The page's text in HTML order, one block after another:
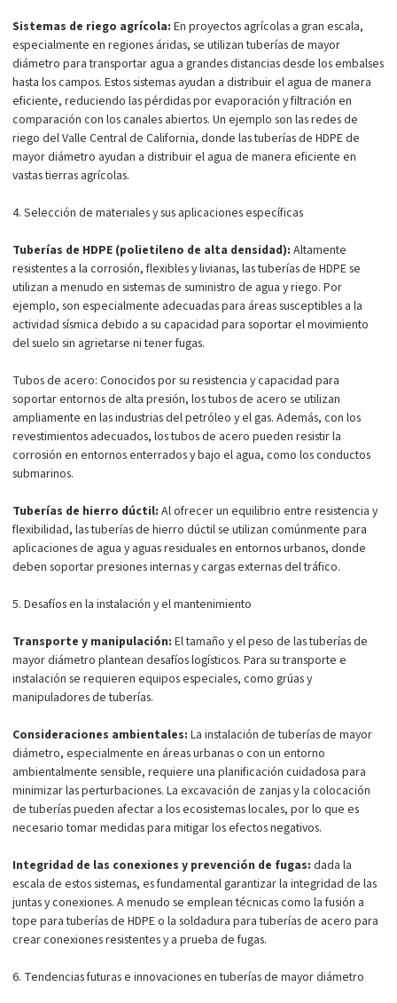
Sistemas de riego agrícola: En proyectos agrícolas a gran escala,
especialmente en regiones áridas, se utilizan tuberías de mayor
diámetro para transportar agua a grandes distancias desde los embalses
hasta los campos. Estos sistemas ayudan a distribuir el agua de manera
eficiente, reduciendo las pérdidas por evaporación y filtración en
comparación con los canales abiertos. Un ejemplo son las redes de
riego del Valle Central de California, donde las tuberías de HDPE de
mayor diámetro ayudan a distribuir el agua de manera eficiente en
vastas tierras agrícolas.
4. Selección de materiales y sus aplicaciones específicas
Tuberías de HDPE (polietileno de alta densidad): Altamente
resistentes a la corrosión, flexibles y livianas, las tuberías de HDPE se
utilizan a menudo en sistemas de suministro de agua y riego. Por
ejemplo, son especialmente adecuadas para áreas susceptibles a la
actividad sísmica debido a su capacidad para soportar el movimiento
del suelo sin agrietarse ni tener fugas.
Tubos de acero: Conocidos por su resistencia y capacidad para
soportar entornos de alta presión, los tubos de acero se utilizan
ampliamente en las industrias del petróleo y el gas. Además, con los
revestimientos adecuados, los tubos de acero pueden resistir la
corrosión en entornos enterrados y bajo el agua, como los conductos
submarinos.
Tuberías de hierro dúctil: Al ofrecer un equilibrio entre resistencia y
flexibilidad, las tuberías de hierro dúctil se utilizan comúnmente para
aplicaciones de agua y aguas residuales en entornos urbanos, donde
deben soportar presiones internas y cargas externas del tráfico.
5. Desafíos en la instalación y el mantenimiento
Transporte y manipulación: El tamaño y el peso de las tuberías de
mayor diámetro plantean desafíos logísticos. Para su transporte e
instalación se requieren equipos especiales, como grúas y
manipuladores de tuberías.
Consideraciones ambientales: La instalación de tuberías de mayor
diámetro, especialmente en áreas urbanas o con un entorno
ambientalmente sensible, requiere una planificación cuidadosa para
minimizar las perturbaciones. La excavación de zanjas y la colocación
de tuberías pueden afectar a los ecosistemas locales, por lo que es
necesario tomar medidas para mitigar los efectos negativos.
Integridad de las conexiones y prevención de fugas: dada la
escala de estos sistemas, es fundamental garantizar la integridad de las
juntas y conexiones. A menudo se emplean técnicas como la fusión a
tope para tuberías de HDPE o la soldadura para tuberías de acero para
crear conexiones resistentes y a prueba de fugas.
6. Tendencias futuras e innovaciones en tuberías de mayor diámetro